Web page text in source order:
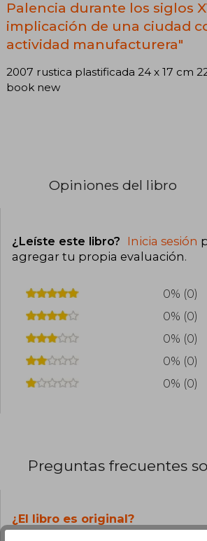
Palencia durante los siglos
implicación de una ciudad
actividad manufacturera"
2007 rustica plastificada 24 x 17 cm
book new
Opiniones del libro
¿Leíste este libro? Inicia sesión
agregar tu propia evaluación.
0% (0)
0% (0)
0% (0)
0% (0)
0% (0)
Preguntas frecuentes
¿El libro es original?